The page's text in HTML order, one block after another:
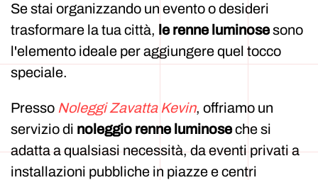
Se stai organizzando un evento o desideri
trasformare la tua città, le renne luminosesono
l'elemento ideale per aggiungere quel tocco
speciale.
Presso Noleggi Zavatta Kevin, offriamo un
servizio di noleggio renne luminoseche si
adatta a qualsiasi necessità, da eventi privati a
installazioni pubbliche in piazze e centri